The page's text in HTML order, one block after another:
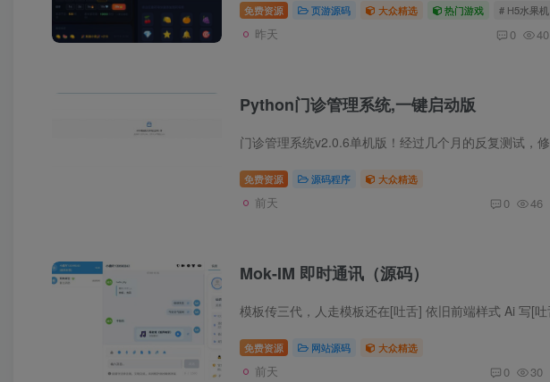
免费资源 页游源码 大众精选 热门游戏 # H5水果机
昨天 0 40
Python门诊管理系统,一键启动版
免费资源 源码程序 大众精选
前天 0 46
Mok-IM 即时通讯（源码）
免费资源 网站源码 大众精选
前天 0 30